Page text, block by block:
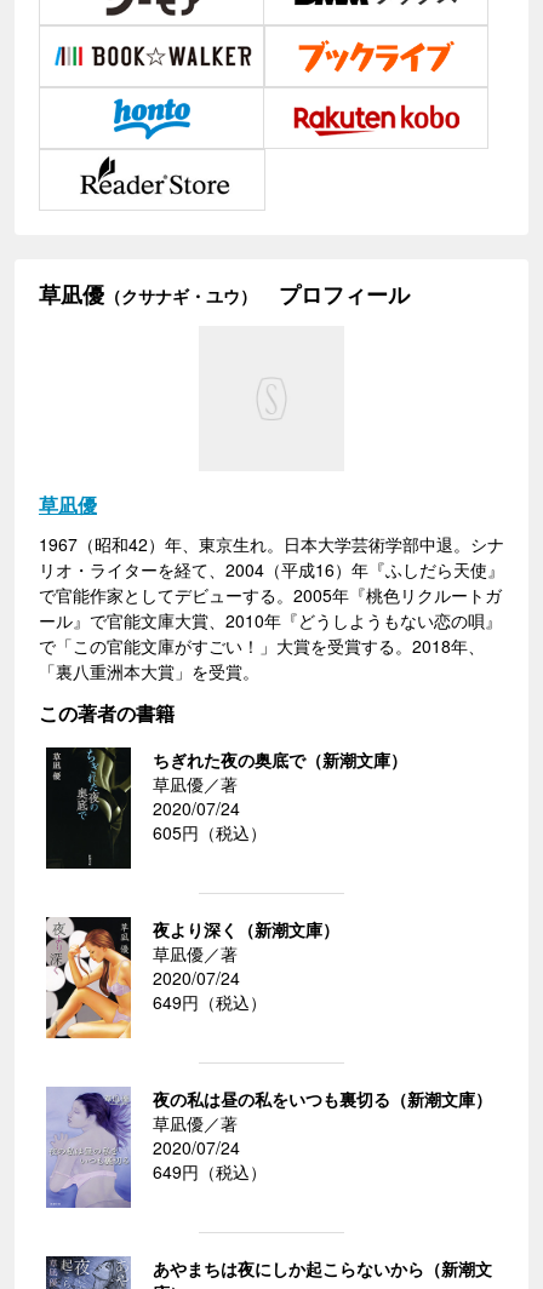
草凪優 （クサナギ・ユウ） プロフィール
草凪優
1967（昭和42）年、東京生れ。日本大学芸術学部中退。シナ
リオ・ライターを経て、2004（平成16）年『ふしだら天使』
で官能作家としてデビューする。2005年『桃色リクルートガ
ール』で官能文庫大賞、2010年『どうしようもない恋の唄』
で「この官能文庫がすごい！」大賞を受賞する。2018年、
「裏八重洲本大賞」を受賞。
この著者の書籍
ちぎれた夜の奥底で（新潮文庫）
草凪優／著
2020/07/24
605円（税込）
夜より深く（新潮文庫）
草凪優／著
2020/07/24
649円（税込）
夜の私は昼の私をいつも裏切る（新潮文庫）
草凪優／著
2020/07/24
649円（税込）
あやまちは夜にしか起こらないから（新潮文